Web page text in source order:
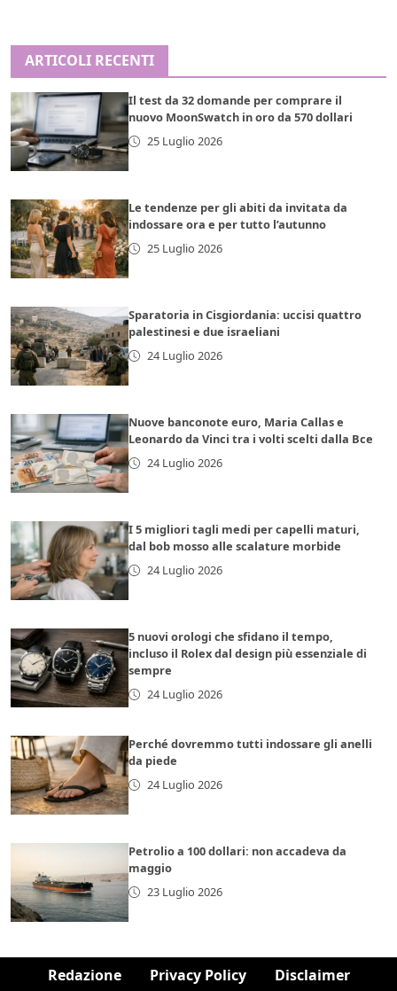
ARTICOLI RECENTI
Il test da 32 domande per comprare il
nuovo MoonSwatch in oro da 570 dollari
25 Luglio 2026
Le tendenze per gli abiti da invitata da
indossare ora e per tutto l’autunno
25 Luglio 2026
Sparatoria in Cisgiordania: uccisi quattro
palestinesi e due israeliani
24 Luglio 2026
Nuove banconote euro, Maria Callas e
Leonardo da Vinci tra i volti scelti dalla Bce
24 Luglio 2026
I 5 migliori tagli medi per capelli maturi,
dal bob mosso alle scalature morbide
24 Luglio 2026
5 nuovi orologi che sfidano il tempo,
incluso il Rolex dal design più essenziale di
sempre
24 Luglio 2026
Perché dovremmo tutti indossare gli anelli
da piede
24 Luglio 2026
Petrolio a 100 dollari: non accadeva da
maggio
23 Luglio 2026
Redazione Privacy Policy Disclaimer